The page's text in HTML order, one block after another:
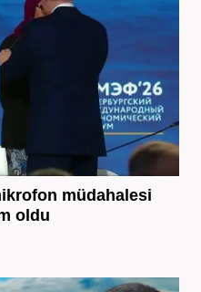
müdahalesi
oldu